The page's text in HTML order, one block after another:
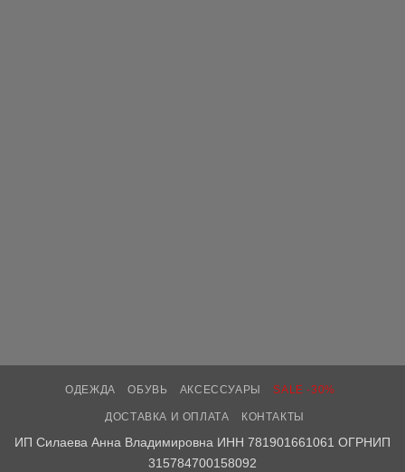
ОДЕЖДА ОБУВЬ АКСЕССУАРЫ SALE -30%
ДОСТАВКА И ОПЛАТА КОНТАКТЫ
ИП Силаева Анна Владимировна ИНН 781901661061 ОГРНИП
315784700158092